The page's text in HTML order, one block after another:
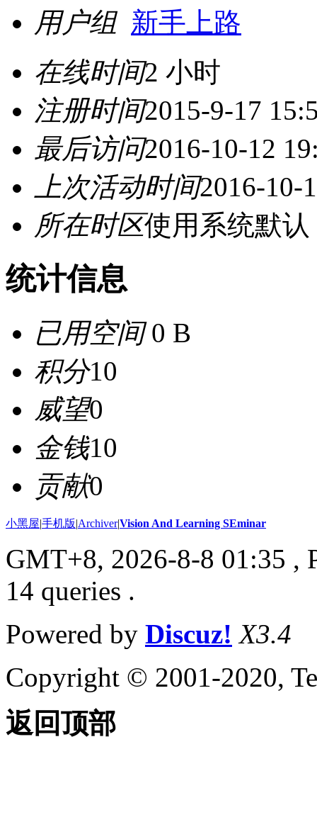
用户组 新手上路
在线时间2 小时
注册时间2015-9-17
最后访问2016-10-12
上次活动时间2016-10-
所在时区使用系统默认
统计信息
已用空间0 B
积分10
威望0
金钱10
贡献0
小黑屋|手机版|Archiver|Vision And Learning SEminar
GMT+8, 2026-8-8 01:35 ,
14 queries .
Powered by Discuz! X3.4
Copyright © 2001-2020,
返回顶部